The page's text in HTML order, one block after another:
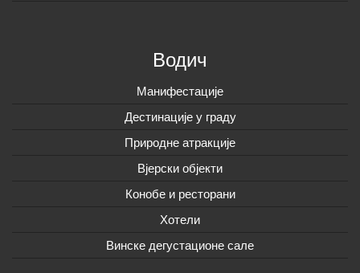
Водич
Манифестације
Дестинације у граду
Природне атракције
Вјерски објекти
Конобе и ресторани
Хотели
Винске дегустационе сале